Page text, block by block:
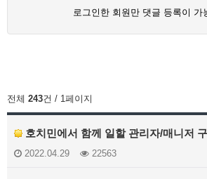
로그인한 회원만 댓글 등록이 가
전체 243건 / 1페이지
호치민에서 함께 일할 관리자/매니저
2022.04.29 22563